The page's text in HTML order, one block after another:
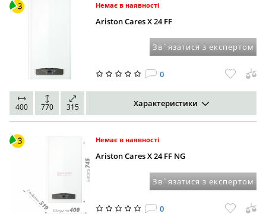
Немає в наявності
Ariston Cares X 24 FF
Зв`язатися з експертом
0
400 770 315 Характеристики
Немає в наявності
Ariston Cares X 24 FF NG
Зв`язатися з експертом
0